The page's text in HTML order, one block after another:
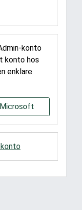
konto
konto hos
enklare